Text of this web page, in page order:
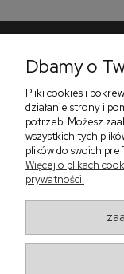
Salon
Dbamy o
Pliki cookies i
działanie strony i
potrzeb. Możesz
wszystkich tych
plików do swoich
Więcej o plikach
prywatności.